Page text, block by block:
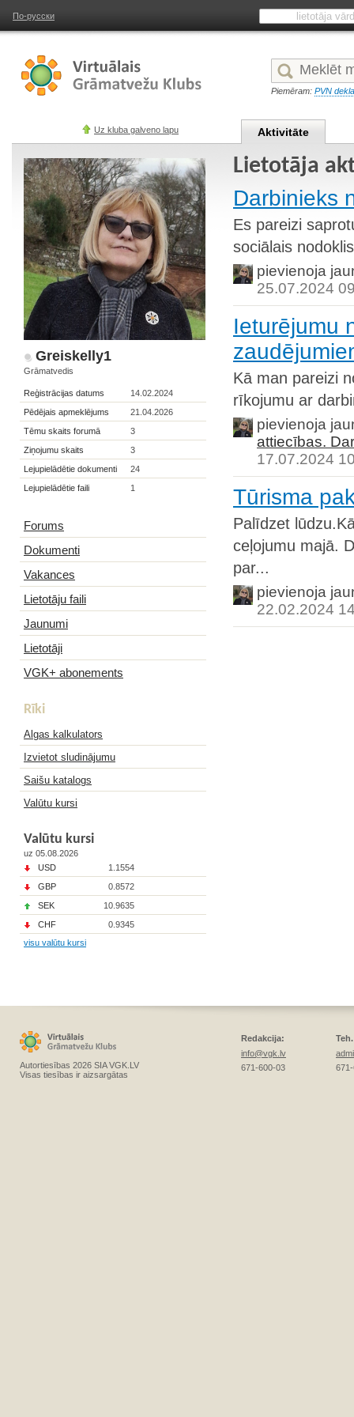
По-русски
Piemēram: PVN
Uz kluba galveno lapu Aktivitāte
Greiskelly1
Grāmatvedis
Reģistrācijas datums
14.02.2024
Pēdējais apmeklējums
21.04.2026
Tēmu skaits forumā
3
Ziņojumu skaits
3
Lejupielādētie dokumenti
24
Lejupielādētie faili
1
Forums
Dokumenti
Vakances
Lietotāju faili
Jaunumi
Lietotāji
VGK+ abonements
Rīki
Algas kalkulators
Izvietot sludinājumu
Saišu katalogs
Valūtu kursi
Valūtu kursi
uz 05.08.2026
USD
1.1554
GBP
0.8572
SEK
10.9635
CHF
0.9345
visu valūtu kursi
Lietotāja
Darbinieks
Es pareizi
sociālais
pievienoja
25.07.2024
Ieturējumu
Kā man pareizi
rīkojumu ar
pievienoja
attiecības.
17.07.2024
Tūrisma
Palīdzet
ceļojumu majā.
par...
pievienoja
22.02.2024
Autortiesības 2026 SIA VGK.LV
Visas tiesības ir aizsargātas
Redakcija:
info@vgk.lv
671-600-03